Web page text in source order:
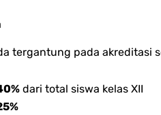
tergantung pada akreditasi
dari total siswa kelas XII